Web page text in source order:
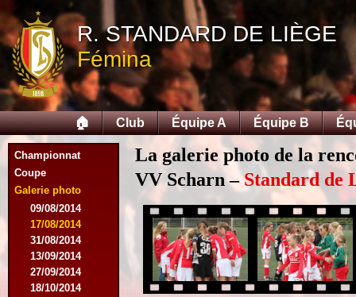
R. STANDARD DE LIÈGE
Fémina
🏠 Club Équipe A Équipe B
Championnat
Coupe
Galerie photo
09/08/2014
17/08/2014
31/08/2014
13/09/2014
27/09/2014
18/10/2014
La galerie photo de la
VV Scharn –Standard de